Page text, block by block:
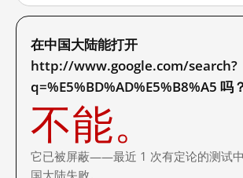
在中国大陆能打开
http://www.google.com/search?
q=%E5%BD%AD%E5%B8%A5 吗？
不能。
它已被屏蔽——最近 1 次有定论的测试
国大陆失败。